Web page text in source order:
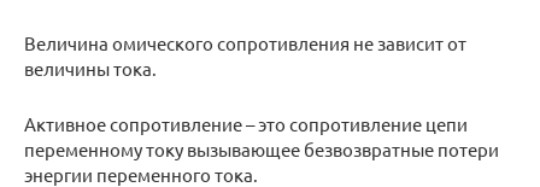
Величина омического сопротивления не зависит от
величины тока.
Активное сопротивление – это сопротивление цепи
переменному току вызывающее безвозвратные потери
энергии переменного тока.